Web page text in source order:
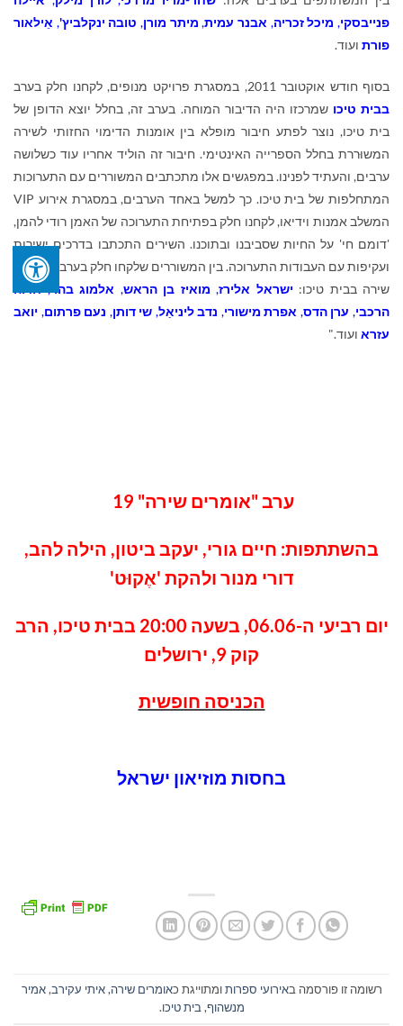
פנייבסקי, מיכל זכריה, אבנר עמית, מיתר מורן, טובה ינקלביץ', אֵילאור
פורת ועוד.
בסוף חודש אוקטובר 2011, במסגרת פרויקט מנופים, לקחנו חלק בערב
בבית טיכו שמרכזו היה הדיבור המוחה. בערב זה, בחלל יוצא הדופן של
בית טיכו, נוצר לפתע חיבור מופלא בין אומנות הדימוי החזותי לשירה
המשוּררת בחלל הספרייה האינטימי. חיבור זה הוליד אחריו עוד כשלושה
ערבים, והעתיד לפנינו. במפגשים אלו מתכתבים המשוררים עם התערוכות
המתחלפות של בית טיכו. כך למשל באחד הערבים, במסגרת אירוע VIP
המשלב אמנות וידיאו, לקחנו חלק בפתיחת התערוכה של האמן רודי להמן,
'דומם חי' על החיות שסביבנו ובתוכנו. השירים התכתבו בדרכים ישירות
ועקיפות עם העבודות התערוכה. בין המשוררים שלקחו חלק בערבי אומרים
שירה בבית טיכו: ישראל אלירז, מואיז בן הראש, אלמוג בהר
חדוה
הרכבי, ערן הדס, אפרת מישורי, נדב ליניאַל, שי דותן, נעם פרתום, יואב
עזרא ועוד."
ערב "אומרים שירה" 19
בהשתתפות: חיים גורי, יעקב ביטון, הילה להב,
דורי מנור ולהקת 'אֶקוּט'
יום רביעי ה-06.06, בשעה 20:00 בבית טיכו, הרב
קוק 9, ירושלים
הכניסה חופשית
בחסות מוזיאון ישראל
רשומה זו פורסמה באירועי ספרותומתוייגת כאומרים שירה,איתי עקירב,אמיר
מנשהוף, בית טיכו.